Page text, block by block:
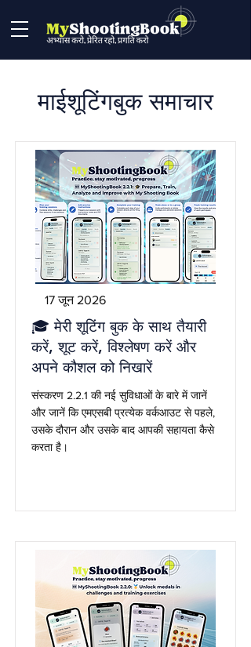
माईशूटिंगबुक समाचार
17 जून 2026
🎓 मेरी शूटिंग बुक के साथ तैयारी
करें, शूट करें, विश्लेषण करें और
अपने कौशल को निखारें
संस्करण 2.2.1 की नई सुविधाओं के बारे में जानें
और जानें कि एमएसबी प्रत्येक वर्कआउट से पहले,
उसके दौरान और उसके बाद आपकी सहायता कैसे
करता है।